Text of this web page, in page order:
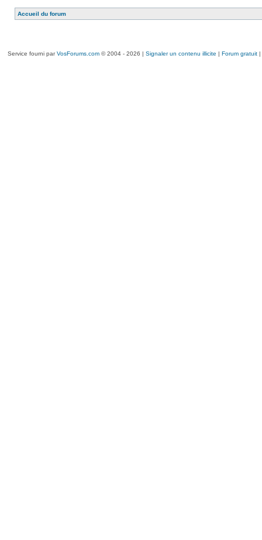
Accueil du forum
Service fourni parVosForums.com© 2004 - 2026 | Signaler un contenu illicite | Forum gratuit|